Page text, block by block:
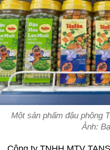
Một sản phẩm đậu phộng
Ảnh: